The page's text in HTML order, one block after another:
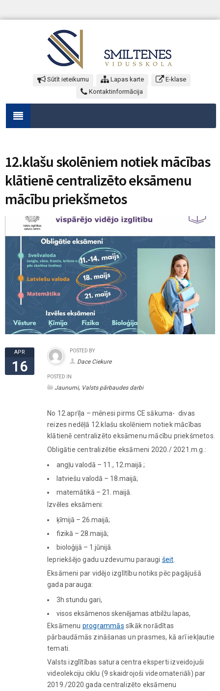
Sūtīt ieteikumu Lapas karte
E-klase
Kontaktinformācija
12.klašu skolēniem notiek mācības
klātienē centralizēto eksāmenu
mācību priekšmetos
APR
16
POSTED BY
Dace Ciekure
POSTED IN
Jaunumi, Valsts pārbaudes darbi
No 12.aprīļa – mēnesi pirms CE sākuma- divas
reizes nedēļā 12.klašu skolēniem notiek mācības
klātienē centralizēto eksāmenu mācību priekšmetos.
Obligātie centralizētie eksāmeni 2020./ 2021.m.g.:
angļu valodā – 11., 12.maijā ;
latviešu valodā – 18.maijā;
matemātikā – 21. maijā.
Izvēles eksāmeni:
ķīmijā – 26.maijā;
fizikā – 28.maijā;
bioloģijā – 1.jūnijā.
Iepriekšējo gadu uzdevumu paraugi šeit
Eksāmeni par vidējo izglītību notiks pēc pagājušā
gada parauga:
3h stundu gari,
visos eksāmenos skenējamas atbilžu lapas,
Eksāmenu programmās sīkāk norādītas
pārbaudāmās zināšanas un prasmes, kā arī iekļautie
temati.
Valsts izglītības satura centra eksperti izveidojuši
videolekciju ciklu (9 skaidrojoši videomateriāli) par
2019./2020.gada centralizēto eksāmenu